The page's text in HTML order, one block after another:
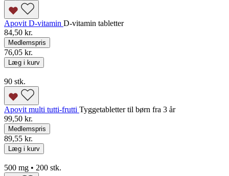
Apovit D-vitamin D-vitamin tabletter
84,50 kr.
Medlemspris
76,05 kr.
Læg i kurv
90 stk.
Apovit multi tutti-frutti Tyggetabletter til børn fra 3 år
99,50 kr.
Medlemspris
89,55 kr.
Læg i kurv
500 mg • 200 stk.